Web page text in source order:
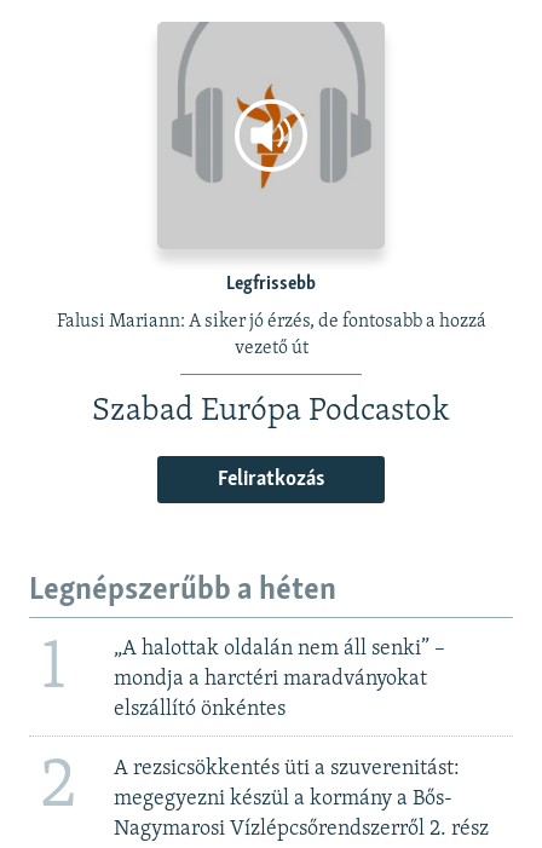
Legfrissebb
Falusi Mariann: A siker jó érzés, de fontosabb a hozzá
vezető út
Szabad Európa Podcastok
Feliratkozás
Legnépszerűbb a héten
1
„A halottak oldalán nem áll senki” –
mondja a harctéri maradványokat
elszállító önkéntes
2
A rezsicsökkentés üti a szuverenitást:
megegyezni készül a kormány a Bős-
Nagymarosi Vízlépcsőrendszerről 2. rész